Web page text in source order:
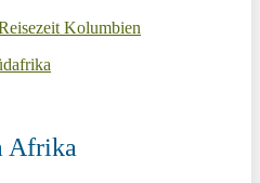
Kolumbien
Afrika